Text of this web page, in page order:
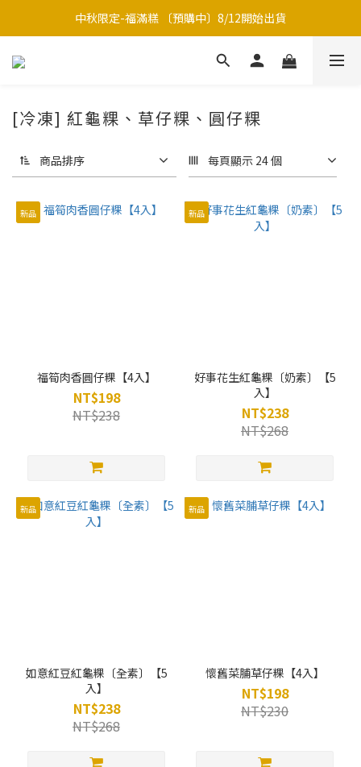
中秋限定-福滿糕 〔預購中〕8/12開始出貨
中秋限定-福滿糕 〔預購中〕8/12開始出貨
7/1~8/31新竹巨城 B1 快閃櫃【有販售現吃草仔粿】
中秋限定-福滿糕 〔預購中〕8/12開始出貨
[冷凍] 紅龜粿、草仔粿、圓仔粿
商品排序 每頁顯示 24 個
新品
福筍肉香圓仔粿【4入】
NT$198
NT$238
新品
好事花生紅龜粿〔奶素〕【5
入】
NT$238
NT$268
新品
如意紅豆紅龜粿〔全素〕【5
入】
NT$238
NT$268
新品
懷舊菜脯草仔粿【4入】
NT$198
NT$230